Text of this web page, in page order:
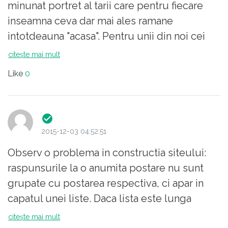
minunat portret al tarii care pentru fiecare
inseamna ceva dar mai ales ramane
intotdeauna "acasa". Pentru unii din noi cei
plecati din tara (speram nu pentru multa
frumusetea care ori se banalizase ori
ramanea ascunsa in atmosfera de
permanenta nemultumire in care la altii era
fost nevoie de distanta pentru a ne "ajusta"
obiectivul si a vedea cu limpezime ceea ce
conteaza.
citește mai mult
Like 0
2015-12-03 04:52:51
Observ o problema in constructia siteului:
raspunsurile la o anumita postare nu sunt
grupate cu postarea respectiva, ci apar in
capatul unei liste. Daca lista este lunga
raspunsurile se vor pierde intr-o mare de
citește mai mult